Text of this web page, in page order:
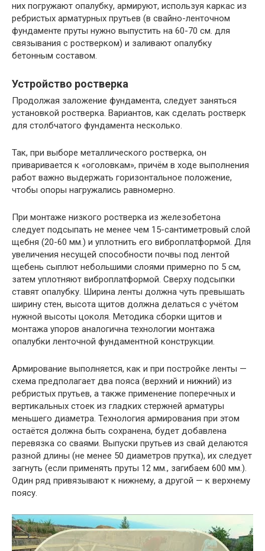
них погружают опалубку, армируют, используя каркас из
ребристых арматурных прутьев (в свайно-ленточном
фундаменте пруты нужно выпустить на 60-70 см. для
связывания с ростверком) и заливают опалубку
бетонным составом.
Устройство ростверка
Продолжая заложение фундамента, следует заняться
установкой ростверка. Вариантов, как сделать ростверк
для столбчатого фундамента несколько.
Так, при выборе металлического ростверка, он
приваривается к «оголовкам», причём в ходе выполнения
работ важно выдержать горизонтальное положение,
чтобы опоры нагружались равномерно.
При монтаже низкого ростверка из железобетона
следует подсыпать не менее чем 15-сантиметровый слой
щебня (20-60 мм.) и уплотнить его виброплатформой. Для
увеличения несущей способности почвы под лентой
щебень сыплют небольшими слоями примерно по 5 см,
затем уплотняют виброплатформой. Сверху подсыпки
ставят опалубку. Ширина ленты должна чуть превышать
ширину стен, высота щитов должна делаться с учётом
нужной высоты цоколя. Методика сборки щитов и
монтажа упоров аналогична технологии монтажа
опалубки ленточной фундаментной конструкции.
Армирование выполняется, как и при постройке ленты —
схема предполагает два пояса (верхний и нижний) из
ребристых прутьев, а также применение поперечных и
вертикальных стоек из гладких стержней арматуры
меньшего диаметра. Технология армирования при этом
остаётся должна быть сохранена, будет добавлена
перевязка со сваями. Выпуски прутьев из свай делаются
разной длины (не менее 50 диаметров прутка), их следует
загнуть (если применять пруты 12 мм., загибаем 600 мм.).
Один ряд привязывают к нижнему, а другой — к верхнему
поясу.